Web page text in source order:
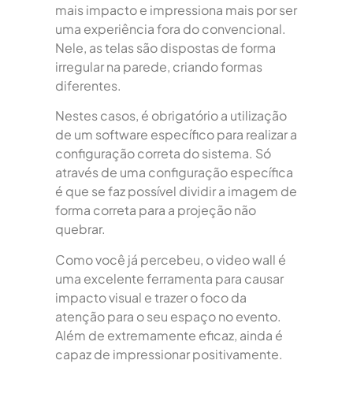
mais impacto e impressiona mais por ser
uma experiência fora do convencional.
Nele, as telas são dispostas de forma
irregular na parede, criando formas
diferentes.
Nestes casos, é obrigatório a utilização
de um software específico para realizar a
configuração correta do sistema. Só
através de uma configuração específica
é que se faz possível dividir a imagem de
forma correta para a projeção não
quebrar.
Como você já percebeu, o video wall é
uma excelente ferramenta para causar
impacto visual e trazer o foco da
atenção para o seu espaço no evento.
Além de extremamente eficaz, ainda é
capaz de impressionar positivamente.